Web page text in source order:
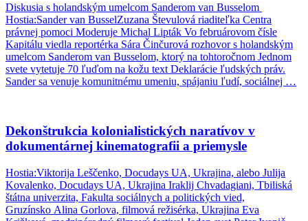
Diskusia s holandským umelcom Sanderom van Busselom
Hostia:Sander van BusselZuzana Števulová riaditeľka Centra
právnej pomoci Moderuje Michal Lipták Vo februárovom čísle
Kapitálu viedla reportérka Sára Činčurová rozhovor s holandským
umelcom Sanderom van Busselom, ktorý na tohtoročnom Jednom
svete vytetuje 70 ľuďom na kožu text Deklarácie ľudských práv.
Sander sa venuje komunitnému umeniu, spájaniu ľudí, sociálnej …
Dekonštrukcia kolonialistických naratívov v
dokumentárnej kinematografii a priemysle
Hostia:Viktorija Leščenko, Docudays UA, Ukrajina, alebo Julija
Kovalenko, Docudays UA, Ukrajina Iraklij Chvadagiani, Tbiliská
štátna univerzita, Fakulta sociálnych a politických vied,
Gruzínsko Alina Gorlova, filmová režisérka, Ukrajina Eva